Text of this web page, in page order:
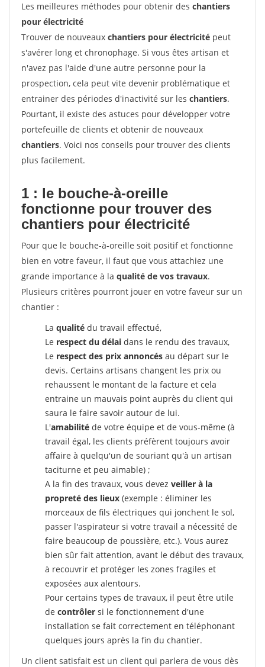
Les meilleures méthodes pour obtenir des chantiers
pour électricité
Trouver de nouveaux chantiers pour électricité peut
s'avérer long et chronophage. Si vous êtes artisan et
n'avez pas l'aide d'une autre personne pour la
prospection, cela peut vite devenir problématique et
entrainer des périodes d'inactivité sur les chantiers.
Pourtant, il existe des astuces pour développer votre
portefeuille de clients et obtenir de nouveaux
chantiers. Voici nos conseils pour trouver des clients
plus facilement.
1 : le bouche-à-oreille
fonctionne pour trouver des
chantiers pour électricité
Pour que le bouche-à-oreille soit positif et fonctionne
bien en votre faveur, il faut que vous attachiez une
grande importance à la qualité de vos travaux.
Plusieurs critères pourront jouer en votre faveur sur un
chantier :
La qualité du travail effectué,
Le respect du délai dans le rendu des travaux,
Le respect des prix annoncés au départ sur le
devis. Certains artisans changent les prix ou
rehaussent le montant de la facture et cela
entraine un mauvais point auprès du client qui
saura le faire savoir autour de lui.
L'amabilité de votre équipe et de vous-même (à
travail égal, les clients préfèrent toujours avoir
affaire à quelqu'un de souriant qu'à un artisan
taciturne et peu aimable) ;
A la fin des travaux, vous devez veiller à la
propreté des lieux (exemple : éliminer les
morceaux de fils électriques qui jonchent le sol,
passer l'aspirateur si votre travail a nécessité de
faire beaucoup de poussière, etc.). Vous aurez
bien sûr fait attention, avant le début des travaux,
à recouvrir et protéger les zones fragiles et
exposées aux alentours.
Pour certains types de travaux, il peut être utile
de contrôler si le fonctionnement d'une
installation se fait correctement en téléphonant
quelques jours après la fin du chantier.
Un client satisfait est un client qui parlera de vous dès